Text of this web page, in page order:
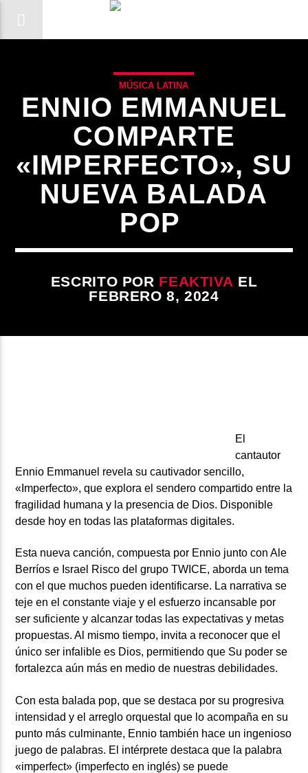
CANCIÓN ACTUAL
MÚSICA LATINA
ENNIO EMMANUEL
COMPARTE
«IMPERFECTO», SU
NUEVA BALADA
POP
ESCRITO POR FEAKTIVA EL
FEBRERO 8, 2024
El
cantautor
Ennio Emmanuel revela su cautivador sencillo,
«Imperfecto», que explora el sendero compartido entre la
fragilidad humana y la presencia de Dios. Disponible
desde hoy en todas las plataformas digitales.
Esta nueva canción, compuesta por Ennio junto con Ale
Berríos e Israel Risco del grupo TWICE, aborda un tema
con el que muchos pueden identificarse. La narrativa se
teje en el constante viaje y el esfuerzo incansable por
ser suficiente y alcanzar todas las expectativas y metas
propuestas. Al mismo tiempo, invita a reconocer que el
único ser infalible es Dios, permitiendo que Su poder se
fortalezca aún más en medio de nuestras debilidades.
Con esta balada pop, que se destaca por su progresiva
intensidad y el arreglo orquestal que lo acompaña en su
punto más culminante, Ennio también hace un ingenioso
juego de palabras. El intérprete destaca que la palabra
«imperfect» (imperfecto en inglés) se puede